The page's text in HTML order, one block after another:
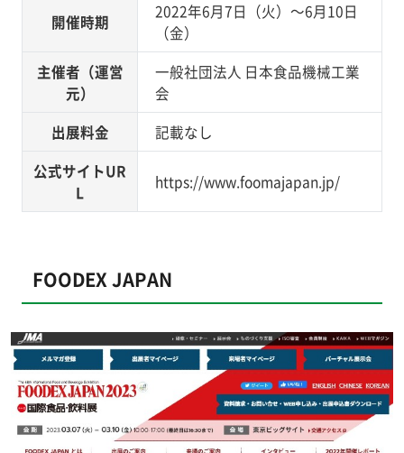
開催時期
2022年6月7日（火）～6月10日
（金）
主催者（運営
元）
一般社団法人 日本食品機械工業
会
出展料金
記載なし
公式サイトUR
L
https://www.foomajapan.jp/
FOODEX JAPAN